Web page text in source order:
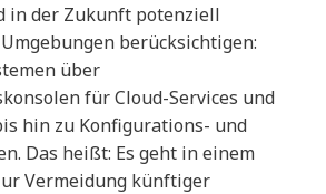
in der Zukunft potenziell
berücksichtigen:
über
für Cloud-Services und
hin zu Konfigurations- und
Das heißt: Es geht in einem
Vermeidung künftiger